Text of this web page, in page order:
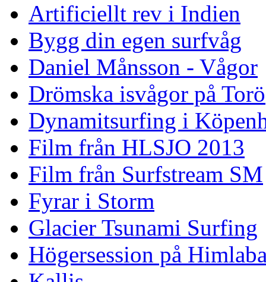
Artificiellt rev i Indien
Bygg din egen surfvåg
Daniel Månsson - Vågor
Drömska isvågor på Torö
Dynamitsurfing i
Film från HLSJO 2013
Film från Surfstream SM
Fyrar i Storm
Glacier Tsunami Surfing
Högersession på